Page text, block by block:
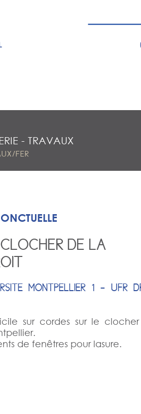
- TRAVAUX
FER
DE LA
MONTPELLIER 1 - UFR
sur cordes sur le
de fenêtres pour lasure.